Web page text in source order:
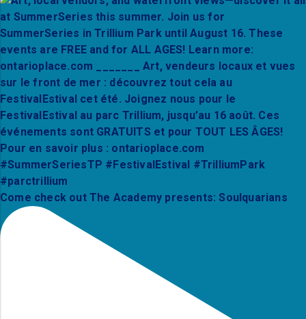
Come check out The Academy presents: Soulquarians